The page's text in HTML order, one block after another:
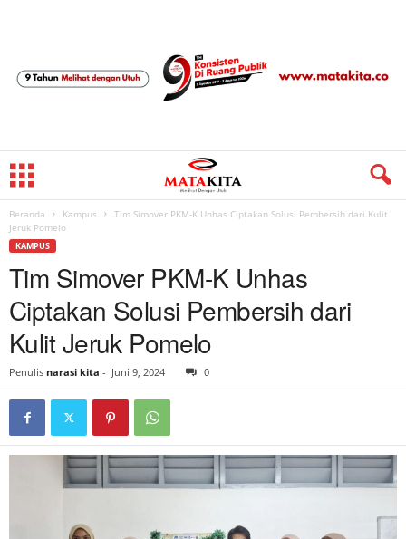
Beranda Kampus
Tim Simover PKM-K Unhas Ciptakan Solusi Pembersih dari Kulit
Jeruk Pomelo
KAMPUS
Tim Simover PKM-K Unhas
Ciptakan Solusi Pembersih dari
Kulit Jeruk Pomelo
Penulis narasi kita - Juni 9, 2024 0